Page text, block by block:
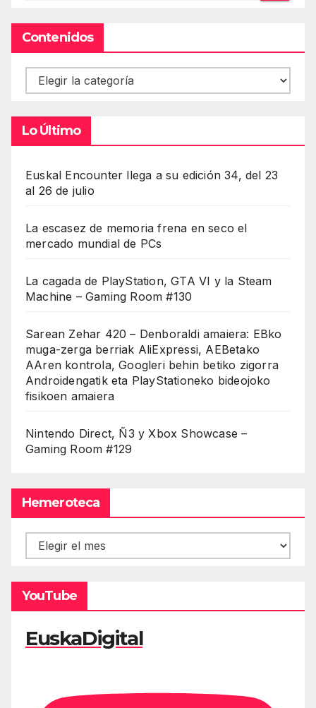
Contenidos
Contenidos
Lo Último
Euskal Encounter llega a su edición 34, del 23
al 26 de julio
La escasez de memoria frena en seco el
mercado mundial de PCs
La cagada de PlayStation, GTA VI y la Steam
Machine – Gaming Room #130
Sarean Zehar 420 – Denboraldi amaiera: EBko
muga-zerga berriak AliExpressi, AEBetako
AAren kontrola, Googleri behin betiko zigorra
Androidengatik eta PlayStationeko bideojoko
fisikoen amaiera
Nintendo Direct, Ñ3 y Xbox Showcase –
Gaming Room #129
Hemeroteca
Hemeroteca
YouTube
EuskaDigital